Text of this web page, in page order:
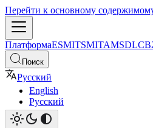
Перейти к основному
ПлатформаESMITSMITAMSDLC
Поиск
Русский
English
Русский